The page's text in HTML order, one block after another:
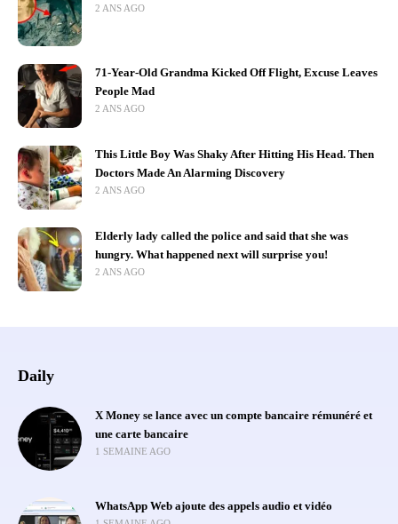
2 ANS AGO
71-Year-Old Grandma Kicked Off Flight, Excuse Leaves
People Mad
2 ANS AGO
This Little Boy Was Shaky After Hitting His Head. Then
Doctors Made An Alarming Discovery
2 ANS AGO
Elderly lady called the police and said that she was
hungry. What happened next will surprise you!
2 ANS AGO
Daily
X Money se lance avec un compte bancaire rémunéré et
une carte bancaire
1 SEMAINE AGO
WhatsApp Web ajoute des appels audio et vidéo